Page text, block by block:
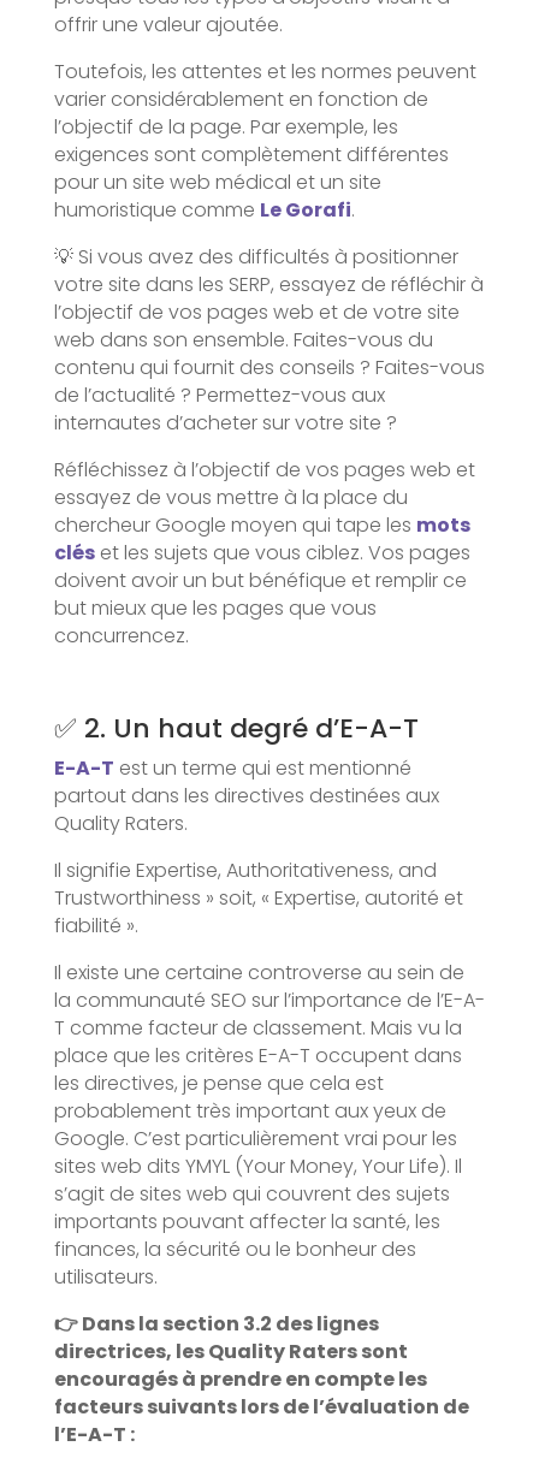
offrir une valeur ajoutée.
Toutefois, les attentes et les normes peuvent
varier considérablement en fonction de
l’objectif de la page. Par exemple, les
exigences sont complètement différentes
pour un site web médical et un site
humoristique comme Le Gorafi.
💡 Si vous avez des difficultés à positionner
votre site dans les SERP, essayez de réfléchir à
l’objectif de vos pages web et de votre site
web dans son ensemble. Faites-vous du
contenu qui fournit des conseils ? Faites-vous
de l’actualité ? Permettez-vous aux
internautes d’acheter sur votre site ?
Réfléchissez à l’objectif de vos pages web et
essayez de vous mettre à la place du
chercheur Google moyen qui tape les mots
cléset les sujets que vous ciblez. Vos pages
doivent avoir un but bénéfique et remplir ce
but mieux que les pages que vous
concurrencez.
✅ 2. Un haut degré d’E-A-T
E-A-T est un terme qui est mentionné
partout dans les directives destinées aux
Quality Raters.
Il signifie Expertise, Authoritativeness, and
Trustworthiness » soit, « Expertise, autorité et
fiabilité ».
Il existe une certaine controverse au sein de
la communauté SEO sur l’importance de l’E-A-
T comme facteur de classement. Mais vu la
place que les critères E-A-T occupent dans
les directives, je pense que cela est
probablement très important aux yeux de
Google. C’est particulièrement vrai pour les
sites web dits YMYL (Your Money, Your Life). Il
s’agit de sites web qui couvrent des sujets
importants pouvant affecter la santé, les
finances, la sécurité ou le bonheur des
utilisateurs.
👉 Dans la section 3.2 des lignes
directrices, les Quality Raters sont
encouragés à prendre en compte les
facteurs suivants lors de l’évaluation de
l’E-A-T :